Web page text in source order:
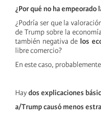
¿Por qué no ha
¿Podría ser que la
de Trump sobre la
también negativa de los
libre comercio?
En este caso,
Haydos explicaciones
a/Trump causó menos